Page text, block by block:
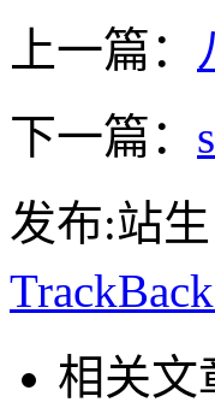
上一篇：
下一篇：
发布:站
相关文